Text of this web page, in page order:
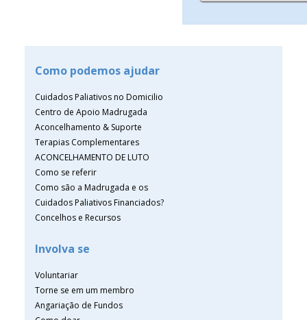
Como podemos ajudar
Cuidados Paliativos no Domicilio
Centro de Apoio Madrugada
Aconcelhamento & Suporte
Terapias Complementares
ACONCELHAMENTO DE LUTO
Como se referir
Como são a Madrugada e os
Cuidados Paliativos Financiados?
Concelhos e Recursos
Involva se
Voluntariar
Torne se em um membro
Angariação de Fundos